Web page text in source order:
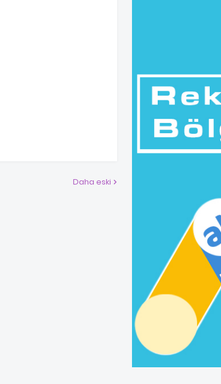
Daha eski